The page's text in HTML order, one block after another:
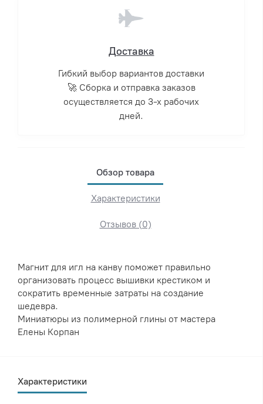
Доставка
Гибкий выбор вариантов доставки
🚀 Сборка и отправка заказов
осуществляется до 3-х рабочих
дней.
Обзор товара
Характеристики
Отзывов (0)
Магнит для игл на канву поможет правильно
организовать процесс вышивки крестиком и
сократить временные затраты на создание
шедевра.
Миниатюры из полимерной глины от мастера
Елены Корпан
Характеристики